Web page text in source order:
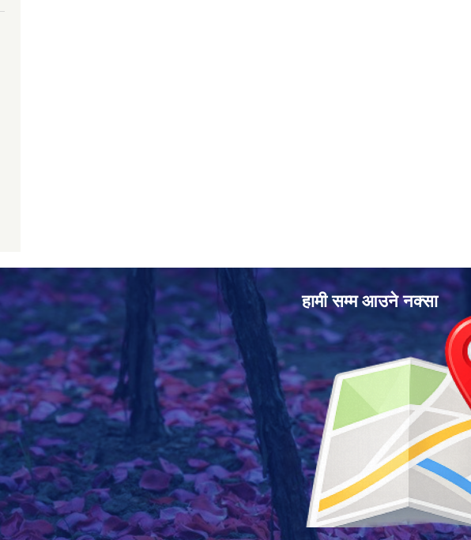
हामी सम्म आउने नक्सा